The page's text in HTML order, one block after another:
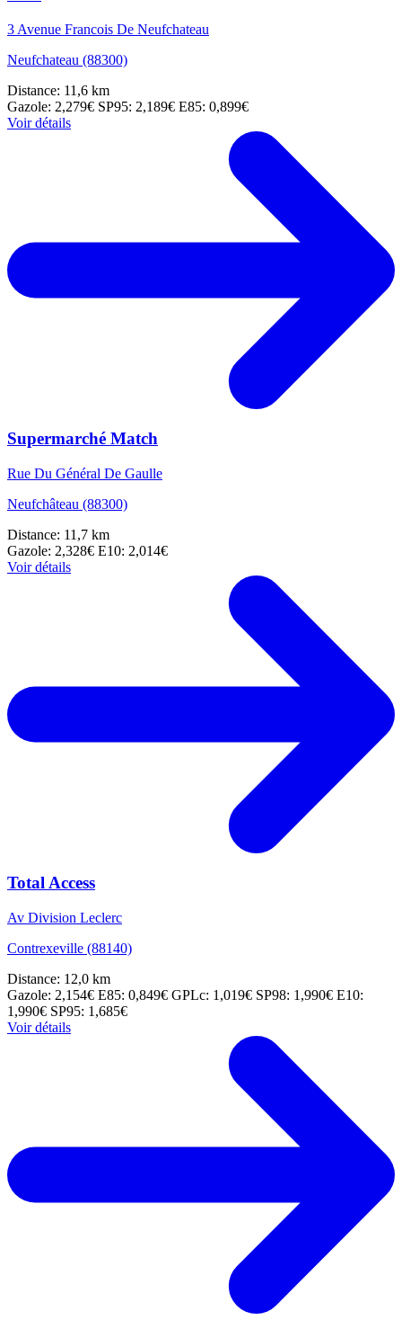
3 Avenue Francois De Neufchateau
Neufchateau (88300)
Distance: 11,6 km
Gazole: 2,279€ SP95: 2,189€ E85: 0,899€
Voir détails
Supermarché Match
Rue Du Général De Gaulle
Neufchâteau (88300)
Distance: 11,7 km
Gazole: 2,328€ E10: 2,014€
Voir détails
Total Access
Av Division Leclerc
Contrexeville (88140)
Distance: 12,0 km
Gazole: 2,154€ E85: 0,849€ GPLc: 1,019€ SP98: 1,990€ E10:
1,990€ SP95: 1,685€
Voir détails